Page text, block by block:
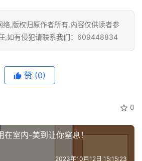
络,版权归原作者所有,内容仅供读者参
,如有侵犯请联系我们：609448834
赞 (0)
0
在室内-美到让你窒息！
2023年10月12日 15:15:23